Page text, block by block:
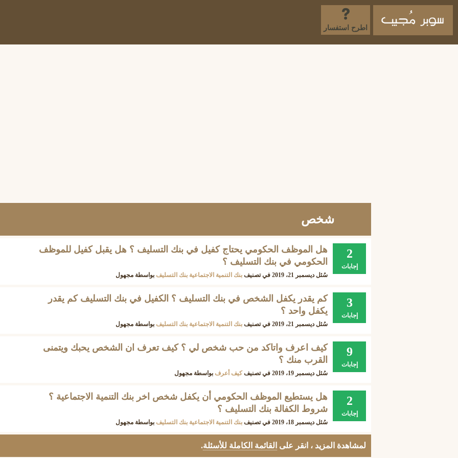
اطرح استفسار
شخص
2
إجابات
هل الموظف الحكومي يحتاج كفيل في بنك التسليف ؟ هل يقبل كفيل للموظف
الحكومي في بنك التسليف ؟
سُئل ديسمبر 21، 2019 في تصنيف بنك التنمية الاجتماعية بنك التسليف بواسطة مجهول
3
إجابات
كم يقدر يكفل الشخص في بنك التسليف ؟ الكفيل في بنك التسليف كم يقدر
يكفل واحد ؟
سُئل ديسمبر 21، 2019 في تصنيف بنك التنمية الاجتماعية بنك التسليف بواسطة مجهول
9
إجابات
كيف اعرف واتاكد من حب شخص لي ؟ كيف تعرف ان الشخص يحبك ويتمنى
القرب منك ؟
سُئل ديسمبر 19، 2019 في تصنيفكيف أعرف بواسطة مجهول
2
إجابات
هل يستطيع الموظف الحكومي أن يكفل شخص اخر بنك التنمية الاجتماعية ؟
شروط الكفالة بنك التسليف ؟
سُئل ديسمبر 18، 2019 في تصنيف بنك التنمية الاجتماعية بنك التسليف بواسطة مجهول
لمشاهدة المزيد ، انقر على القائمة الكاملة للأسئلة.